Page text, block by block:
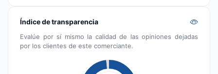
Índice de transparencia
Evalúe por sí mismo la calidad de las opiniones dejadas
por los clientes de este comerciante.